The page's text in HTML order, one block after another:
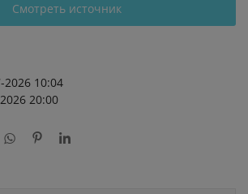
Смотреть источник
2026 10:04
20:00